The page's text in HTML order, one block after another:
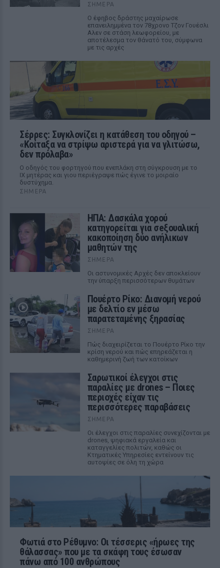
ΣΉΜΕΡΑ
Ο έφηβος δράστης μαχαίρωσε
επανειλημμένα τον 78χρονο Τζον Γουέσλι
Αλεν σε στάση λεωφορείου, με
αποτέλεσμα τον θάνατό του, σύμφωνα
με τις αρχές
Σέρρες: Συγκλονίζει η κατάθεση του οδηγού –
«Κοίταξα να στρίψω αριστερά για να γλιτώσω,
δεν πρόλαβα»
Ο οδηγός του φορτηγού που ενεπλάκη στη σύγκρουση με το
ΙΧ μητέρας και γιου περιέγραψε πώς έγινε το μοιραίο
δυστύχημα.
ΣΉΜΕΡΑ
ΗΠΑ: Δασκάλα χορού
κατηγορείται για σeξουαλική
κακοποίηση δύο ανήλικων
μαθητών της
ΣΉΜΕΡΑ
Οι αστυνομικές Αρχές δεν αποκλείουν
την ύπαρξη περισσότερων θυμάτων
Πουέρτο Ρίκο: Διανομή νερού
με δελτίο εν μέσω
παρατεταμένης ξηρασίας
ΣΉΜΕΡΑ
Πώς διαχειρίζεται το Πουέρτο Ρίκο την
κρίση νερού και πώς επηρεάζεται η
καθημερινή ζωή των κατοίκων
Σαρωτικοί έλεγχοι στις
παραλίες με drones – Ποιες
περιοχές είχαν τις
περισσότερες παραβάσεις
ΣΉΜΕΡΑ
Οι έλεγχοι στις παραλίες συνεχίζονται με
drones, ψηφιακά εργαλεία και
καταγγελίες πολιτών, καθώς οι
Κτηματικές Υπηρεσίες εντείνουν τις
αυτοψίες σε όλη τη χώρα
Φωτιά στο Ρέθυμνο: Οι τέσσερις «ήρωες της
θάλασσας» που με τα σκάφη τους έσωσαν
πάνω από 100 ανθρώπους